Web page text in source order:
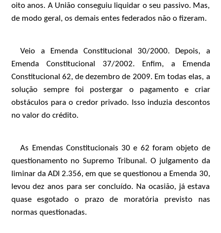
oito anos. A União conseguiu liquidar o seu passivo. Mas,
de modo geral, os demais entes federados não o fizeram.
Veio a Emenda Constitucional 30/2000. Depois, a
Emenda Constitucional 37/2002. Enfim, a Emenda
Constitucional 62, de dezembro de 2009. Em todas elas, a
solução sempre foi postergar o pagamento e criar
obstáculos para o credor privado. Isso induzia descontos
no valor do crédito.
As Emendas Constitucionais 30 e 62 foram objeto de
questionamento no Supremo Tribunal. O julgamento da
liminar da ADI 2.356, em que se questionou a Emenda 30,
levou dez anos para ser concluído. Na ocasião, já estava
quase esgotado o prazo de moratória previsto nas
normas questionadas.